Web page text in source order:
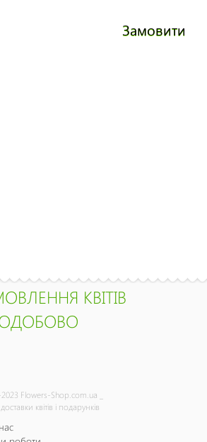
Замовити
КВІТІВ
Flowers-Shop.com.ua _
квітів і подарунків